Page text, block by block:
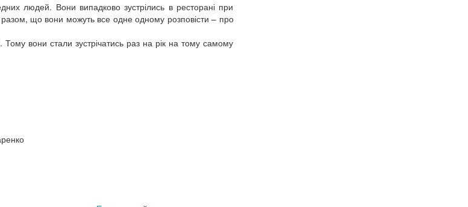
людей. Вони випадково зустрілись в ресторані при
разом, що вони можуть все одне одному розповісти – про
вони стали зустрічатись раз на рік на тому самому